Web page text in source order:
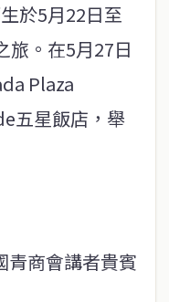
於5月22日至
旅。在5月27日
Plaza
五星飯店，舉
青商會講者貴賓